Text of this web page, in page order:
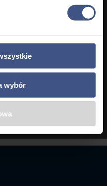
wybór
nostrud exercitation.
33
Us